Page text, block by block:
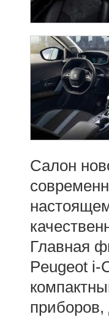
Салон
Главная
Peugeot i-